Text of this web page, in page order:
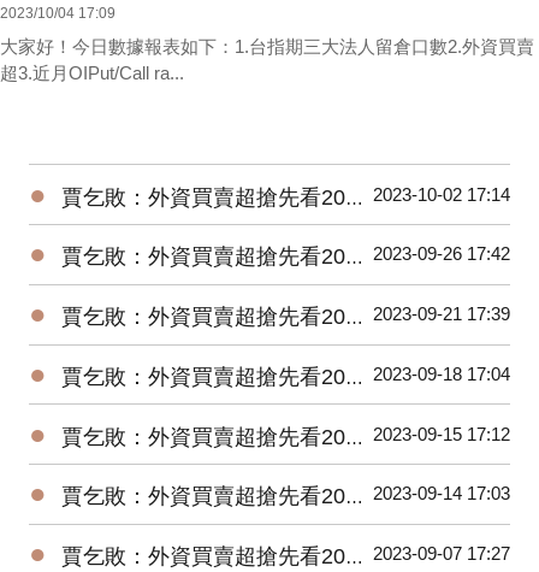
2023/10/04 17:09
大家好！今日數據報表如下：1.台指期三大法人留倉口數2.外資買賣
超3.近月OIPut/Call ra...
● 賈乞敗：外資買賣超搶先看20231002 2023-10-02 17:14
● 賈乞敗：外資買賣超搶先看20230926 2023-09-26 17:42
● 賈乞敗：外資買賣超搶先看20230921 2023-09-21 17:39
● 賈乞敗：外資買賣超搶先看20230918 2023-09-18 17:04
● 賈乞敗：外資買賣超搶先看20230915 2023-09-15 17:12
● 賈乞敗：外資買賣超搶先看20230914 2023-09-14 17:03
● 賈乞敗：外資買賣超搶先看20230907 2023-09-07 17:27